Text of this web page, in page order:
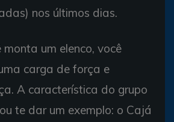
nos últimos dias.
um elenco, você
carga de força e
A característica do grupo
te dar um exemplo: o Cajá